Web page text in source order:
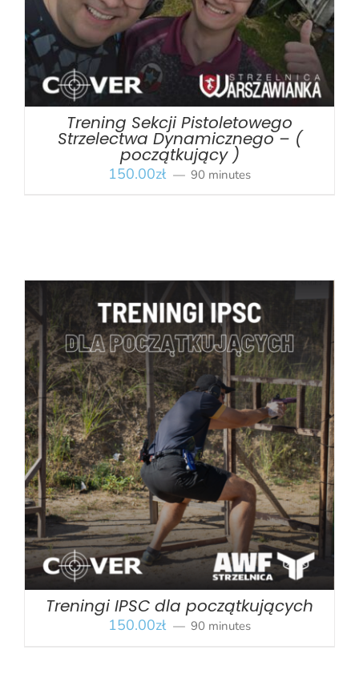
Trening Sekcji Pistoletowego
Strzelectwa Dynamicznego – (
początkujący )
150.00zł 90 minutes
BOOK SZCZEGÓŁY
Treningi IPSC dla początkujących
150.00zł 90 minutes